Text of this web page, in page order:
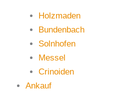
Holzmaden
Bundenbach
Solnhofen
Messel
Crinoiden
Ankauf